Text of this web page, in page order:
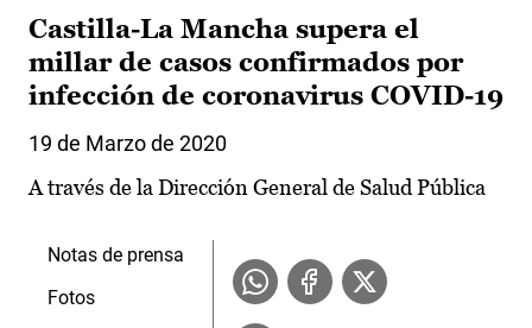
Castilla-La Mancha supera el
millar de casos confirmados por
infección de coronavirus COVID-19
19 de Marzo de 2020
A través de la Dirección General de Salud Pública
Notas de prensa
Fotos